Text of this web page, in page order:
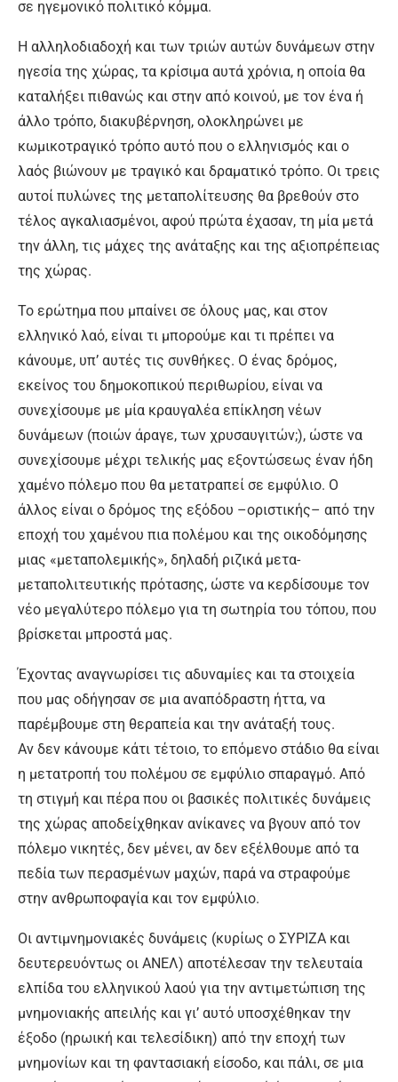
σε ηγεμονικό πολιτικό κόμμα.
Η αλληλοδιαδοχή και των τριών αυτών δυνάμεων στην
ηγεσία της χώρας, τα κρίσιμα αυτά χρόνια, η οποία θα
καταλήξει πιθανώς και στην από κοινού, με τον ένα ή
άλλο τρόπο, διακυβέρνηση, ολοκληρώνει με
κωμικοτραγικό τρόπο αυτό που ο ελληνισμός και ο
λαός βιώνουν με τραγικό και δραματικό τρόπο. Οι τρεις
αυτοί πυλώνες της μεταπολίτευσης θα βρεθούν στο
τέλος αγκαλιασμένοι, αφού πρώτα έχασαν, τη μία μετά
την άλλη, τις μάχες της ανάταξης και της αξιοπρέπειας
της χώρας.
Το ερώτημα που μπαίνει σε όλους μας, και στον
ελληνικό λαό, είναι τι μπορούμε και τι πρέπει να
κάνουμε, υπ’ αυτές τις συνθήκες. Ο ένας δρόμος,
εκείνος του δημοκοπικού περιθωρίου, είναι να
συνεχίσουμε με μία κραυγαλέα επίκληση νέων
δυνάμεων (ποιών άραγε, των χρυσαυγιτών;), ώστε να
συνεχίσουμε μέχρι τελικής μας εξοντώσεως έναν ήδη
χαμένο πόλεμο που θα μετατραπεί σε εμφύλιο. Ο
άλλος είναι ο δρόμος της εξόδου –οριστικής– από την
εποχή του χαμένου πια πολέμου και της οικοδόμησης
μιας «μεταπολεμικής», δηλαδή ριζικά μετα-
μεταπολιτευτικής πρότασης, ώστε να κερδίσουμε τον
νέο μεγαλύτερο πόλεμο για τη σωτηρία του τόπου, που
βρίσκεται μπροστά μας.
Έχοντας αναγνωρίσει τις αδυναμίες και τα στοιχεία
που μας οδήγησαν σε μια αναπόδραστη ήττα, να
παρέμβουμε στη θεραπεία και την ανάταξή τους.
Αν δεν κάνουμε κάτι τέτοιο, το επόμενο στάδιο θα είναι
η μετατροπή του πολέμου σε εμφύλιο σπαραγμό. Από
τη στιγμή και πέρα που οι βασικές πολιτικές δυνάμεις
της χώρας αποδείχθηκαν ανίκανες να βγουν από τον
πόλεμο νικητές, δεν μένει, αν δεν εξέλθουμε από τα
πεδία των περασμένων μαχών, παρά να στραφούμε
στην ανθρωποφαγία και τον εμφύλιο.
Οι αντιμνημονιακές δυνάμεις (κυρίως ο ΣΥΡΙΖΑ και
δευτερευόντως οι ΑΝΕΛ) αποτέλεσαν την τελευταία
ελπίδα του ελληνικού λαού για την αντιμετώπιση της
μνημονιακής απειλής και γι’ αυτό υποσχέθηκαν την
έξοδο (ηρωική και τελεσίδικη) από την εποχή των
μνημονίων και τη φαντασιακή είσοδο, και πάλι, σε μια